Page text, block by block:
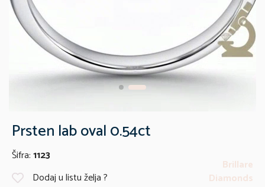
Prsten lab oval 0.54ct
Šifra:1123
Dodaj u listu želja ?
Brillare
Diamonds